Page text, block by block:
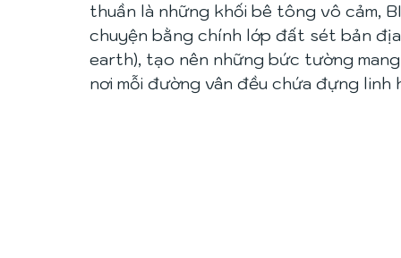
thuần là những khối bê tông vô cảm,
chuyện bằng chính lớp đất sét bản
earth), tạo nên những bức tường
nơi mỗi đường vân đều chứa đựng linh